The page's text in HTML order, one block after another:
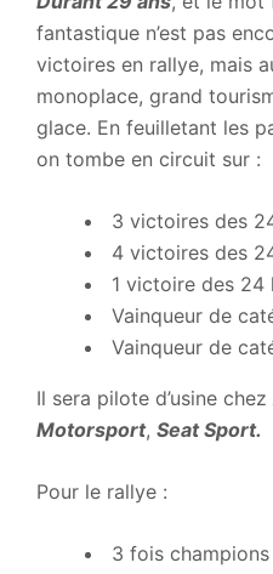
fantastique n’est pas
victoires en rallye, mais
monoplace, grand
glace. En feuilletant les
on tombe en circuit sur :
3 victoires des
4 victoires des
1 victoire des 24
Vainqueur de
Vainqueur de
Il sera pilote d’usine chez
Motorsport, Seat Sport.
Pour le rallye :
3 fois